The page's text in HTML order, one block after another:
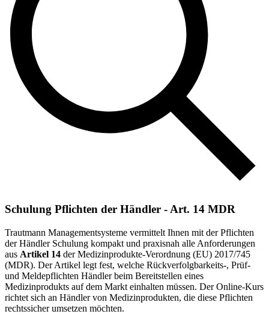
Schulung Pflichten der Händler - Art. 14 MDR
Trautmann Managementsysteme vermittelt Ihnen mit der Pflichten
der Händler Schulung kompakt und praxisnah alle Anforderungen
aus Artikel 14 der Medizinprodukte-Verordnung (EU) 2017/745
(MDR). Der Artikel legt fest, welche Rückverfolgbarkeits-, Prüf-
und Meldepflichten Händler beim Bereitstellen eines
Medizinprodukts auf dem Markt einhalten müssen. Der Online-Kurs
richtet sich an Händler von Medizinprodukten, die diese Pflichten
rechtssicher umsetzen möchten.